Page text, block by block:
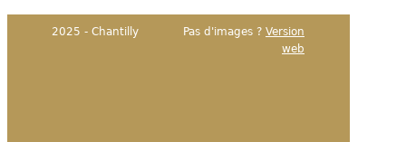
2025 - Chantilly Pas d'images ? Version
web